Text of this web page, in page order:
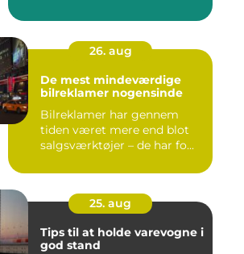
26. aug
De mest mindeværdige
bilreklamer nogensinde
Bilreklamer har gennem
tiden været mere end blot
salgsværktøjer – de har fo...
25. aug
Tips til at holde varevogne i
god stand